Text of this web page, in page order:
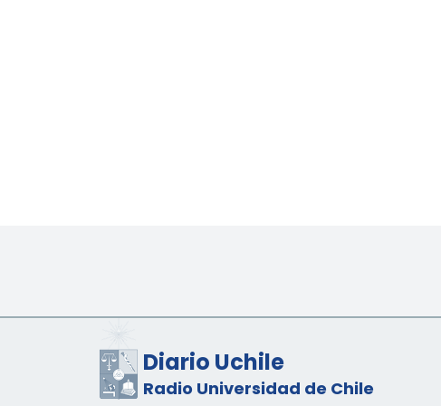
Diario Uchile
Radio Universidad de Chile